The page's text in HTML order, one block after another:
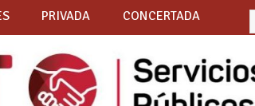
PRIVADA CONCERTADA